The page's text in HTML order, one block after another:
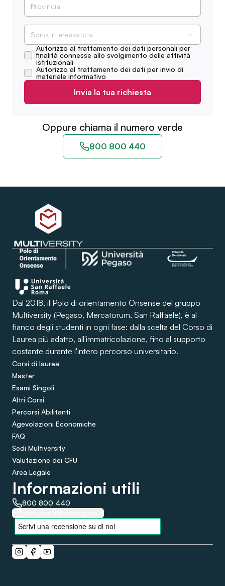
Sono interessato a
Autorizzo al trattamento dei dati personali per
finalità connesse allo svolgimento delle attività
istituzionali
Autorizzo al trattamento dei dati per invio di
materiale informativo
Invia la tua richiesta
Oppure chiama il numero verde
800 800 440
Dal 2018, il Polo di orientamento Onsense del gruppo
Multiversity (Pegaso, Mercatorum, San Raffaele), è al
fianco degli studenti in ogni fase: dalla scelta del Corso di
Laurea più adatto, all'immatricolazione, fino al supporto
costante durante l'intero percorso universitario.
Corsi di laurea
Master
Esami Singoli
Altri Corsi
Percorsi Abilitanti
Agevolazioni Economiche
FAQ
Sedi Multiversity
Valutazione dei CFU
Area Legale
Informazioni utili
800 800 440
consulenti@mypegaso.it